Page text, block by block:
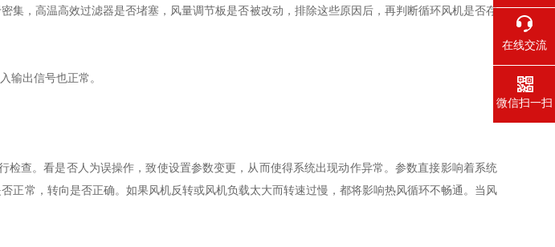
，高温高效过滤器是否堵塞，风量调节板是否被改动，排除这些原因后，再判断循环风机是否存
出信号也正常。
。看是否人为误操作，致使设置参数变更，从而使得系统出现动作异常。参数直接影响着系统
正常，转向是否正确。如果风机反转或风机负载太大而转速过慢，都将影响热风循环不畅通。当风
在线交流
微信扫一扫